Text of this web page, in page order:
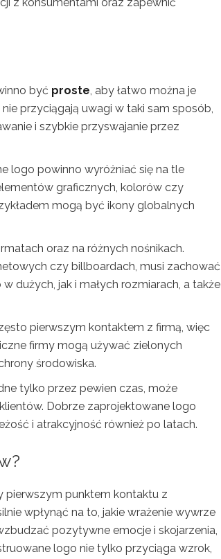
być proste, aby łatwo można je
przyciągają uwagi w taki sam sposób,
i szybkie przyswajanie przez
logo powinno wyróżniać się na tle
graficznych, kolorów czy
mogą być ikony globalnych
oraz na różnych nośnikach.
czy billboardach, musi zachować
dużych, jak i małych rozmiarach, a także
pierwszym kontaktem z firmą, więc
firmy mogą używać zielonych
środowiska.
tylko przez pewien czas, może
Dobrze zaprojektowane logo
i atrakcyjność również po latach.
pierwszym punktem kontaktu z
wpłynąć na to, jakie wrażenie wywrze
pozytywne emocje i skojarzenia,
logo nie tylko przyciąga wzrok,